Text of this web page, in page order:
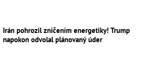
Irán pohrozil zničením energetiky! Trump
napokon odvolal plánovaný úder